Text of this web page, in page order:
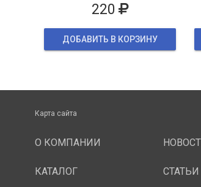
220
ДОБАВИТЬ В КОРЗИНУ
Карта сайта
О КОМПАНИИ
КАТАЛОГ СТАТЬИ